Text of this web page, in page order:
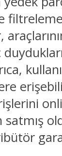
satmış